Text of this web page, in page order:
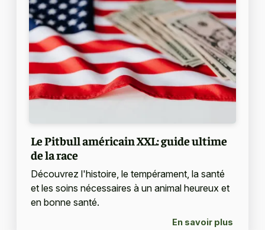
Le Pitbull américain XXL: guide ultime
de la race
Découvrez l'histoire, le tempérament, la santé
et les soins nécessaires à un animal heureux et
en bonne santé.
En savoir plus